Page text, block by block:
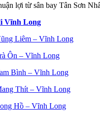
lợi từ sân bay Tân Sơn
Vĩnh Long
Liêm – Vĩnh Long
Ôn – Vĩnh Long
Bình – Vĩnh Long
Thít – Vĩnh Long
Hồ – Vĩnh Long